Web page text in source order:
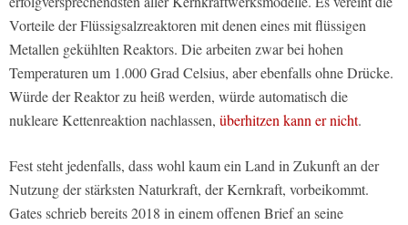
Vorteile der Flüssigsalzreaktoren mit denen eines mit flüssigen
Metallen gekühlten Reaktors. Die arbeiten zwar bei hohen
Temperaturen um 1.000 Grad Celsius, aber ebenfalls ohne Drücke.
Würde der Reaktor zu heiß werden, würde automatisch die
nukleare Kettenreaktion nachlassen, überhitzen kann er nicht.
Fest steht jedenfalls, dass wohl kaum ein Land in Zukunft an der
Nutzung der stärksten Naturkraft, der Kernkraft, vorbeikommt.
Gates schrieb bereits 2018 in einem offenen Brief an seine